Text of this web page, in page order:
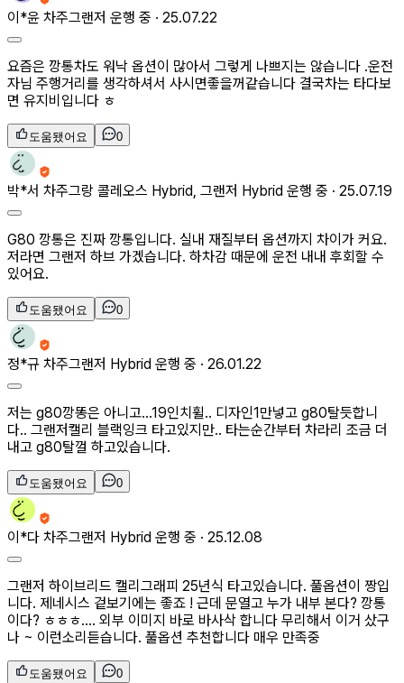
이*윤 차주그랜저 운행 중 · 25.07.22
요즘은 깡통차도 워낙 옵션이 많아서 그렇게 나쁘지는 않습니다 .운전
자님 주행거리를 생각하셔서 사시면좋을꺼같습니다 결국차는 타다보
면 유지비입니다 ㅎ
도움됐어요 0
박*서 차주그랑 콜레오스 Hybrid, 그랜저 Hybrid 운행 중 · 25.07.19
G80 깡통은 진짜 깡통입니다. 실내 재질부터 옵션까지 차이가 커요.
저라면 그랜저 하브 가겠습니다. 하차감 때문에 운전 내내 후회할 수
있어요.
도움됐어요 0
정*규 차주그랜저 Hybrid 운행 중 · 26.01.22
저는 g80깡똥은 아니고...19인치휠.. 디자인1만넣고 g80탈듯합니
다.. 그랜저캘리 블랙잉크 타고있지만.. 타는순간부터 차라리 조금 더
내고 g80탈껄 하고있습니다.
도움됐어요 0
이*다 차주그랜저 Hybrid 운행 중 · 25.12.08
그랜저 하이브리드 캘리그래피 25년식 타고있습니다. 풀옵션이 짱입
니다. 제네시스 겉보기에는 좋죠 ! 근데 문열고 누가 내부 본다? 깡통
이다? ㅎㅎㅎ.... 외부 이미지 바로 바사삭 합니다 무리해서 이거 샀구
나 ~ 이런소리듣습니다. 풀옵션 추천합니다 매우 만족중
도움됐어요 0